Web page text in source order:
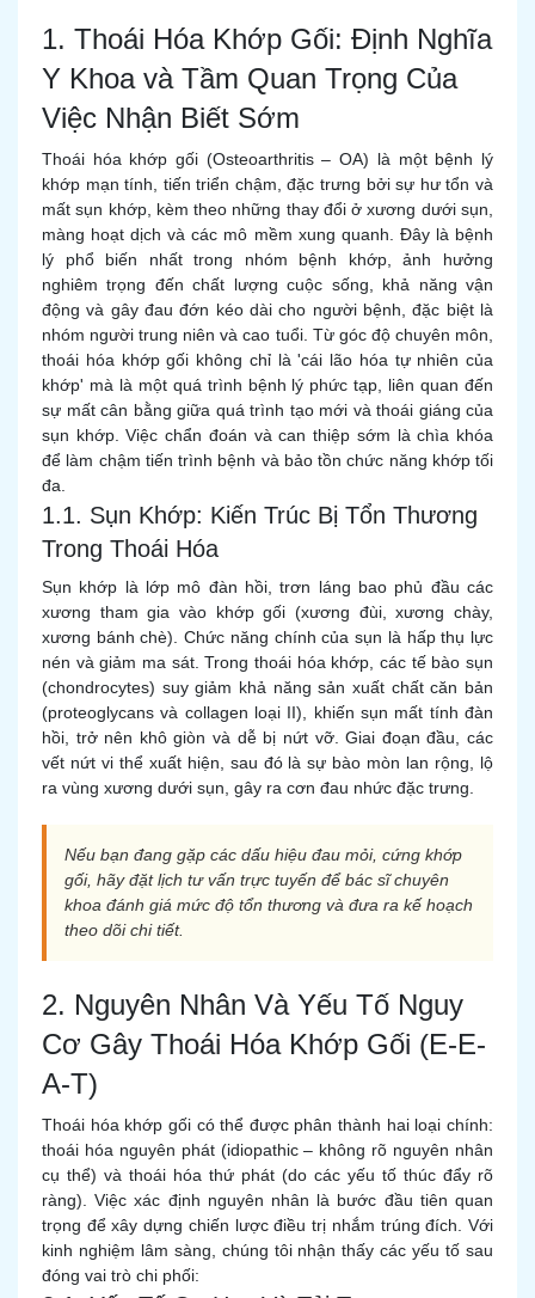
1. Thoái Hóa Khớp Gối: Định Nghĩa
Y Khoa và Tầm Quan Trọng Của
Việc Nhận Biết Sớm
Thoái hóa khớp gối (Osteoarthritis – OA) là một bệnh lý
khớp mạn tính, tiến triển chậm, đặc trưng bởi sự hư tổn và
mất sụn khớp, kèm theo những thay đổi ở xương dưới sụn,
màng hoạt dịch và các mô mềm xung quanh. Đây là bệnh
lý phổ biến nhất trong nhóm bệnh khớp, ảnh hưởng
nghiêm trọng đến chất lượng cuộc sống, khả năng vận
động và gây đau đớn kéo dài cho người bệnh, đặc biệt là
nhóm người trung niên và cao tuổi. Từ góc độ chuyên môn,
thoái hóa khớp gối không chỉ là 'cái lão hóa tự nhiên của
khớp' mà là một quá trình bệnh lý phức tạp, liên quan đến
sự mất cân bằng giữa quá trình tạo mới và thoái giáng của
sụn khớp. Việc chẩn đoán và can thiệp sớm là chìa khóa
để làm chậm tiến trình bệnh và bảo tồn chức năng khớp tối
đa.
1.1. Sụn Khớp: Kiến Trúc Bị Tổn Thương
Trong Thoái Hóa
Sụn khớp là lớp mô đàn hồi, trơn láng bao phủ đầu các
xương tham gia vào khớp gối (xương đùi, xương chày,
xương bánh chè). Chức năng chính của sụn là hấp thụ lực
nén và giảm ma sát. Trong thoái hóa khớp, các tế bào sụn
(chondrocytes) suy giảm khả năng sản xuất chất căn bản
(proteoglycans và collagen loại II), khiến sụn mất tính đàn
hồi, trở nên khô giòn và dễ bị nứt vỡ. Giai đoạn đầu, các
vết nứt vi thể xuất hiện, sau đó là sự bào mòn lan rộng, lộ
ra vùng xương dưới sụn, gây ra cơn đau nhức đặc trưng.
Nếu bạn đang gặp các dấu hiệu đau mỏi, cứng khớp
gối, hãy đặt lịch tư vấn trực tuyến để bác sĩ chuyên
khoa đánh giá mức độ tổn thương và đưa ra kế hoạch
theo dõi chi tiết.
2. Nguyên Nhân Và Yếu Tố Nguy
Cơ Gây Thoái Hóa Khớp Gối (E-E-
A-T)
Thoái hóa khớp gối có thể được phân thành hai loại chính:
thoái hóa nguyên phát (idiopathic – không rõ nguyên nhân
cụ thể) và thoái hóa thứ phát (do các yếu tố thúc đẩy rõ
ràng). Việc xác định nguyên nhân là bước đầu tiên quan
trọng để xây dựng chiến lược điều trị nhắm trúng đích. Với
kinh nghiệm lâm sàng, chúng tôi nhận thấy các yếu tố sau
đóng vai trò chi phối: